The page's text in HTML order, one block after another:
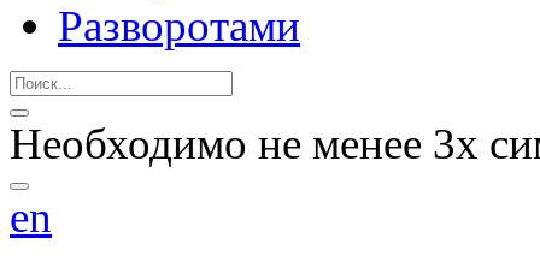
Разворотами
Необходимо не менее 3х
en